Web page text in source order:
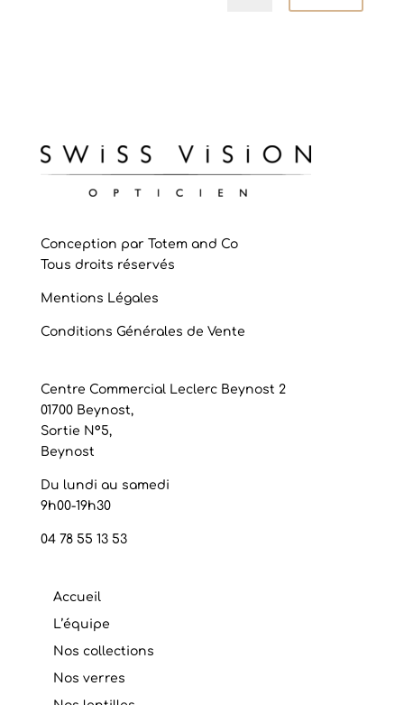
Conception par Totem and Co
Tous droits réservés
Mentions Légales
Conditions Générales de Vente
Centre Commercial Leclerc Beynost 2
01700 Beynost,
Sortie N°5,
Beynost
Du lundi au samedi
9h00-19h30
04 78 55 13 53
Accueil
L’équipe
Nos collections
Nos verres